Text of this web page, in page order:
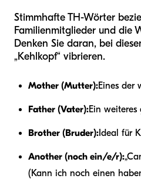
Stimmhafte TH-Wörter
Familienmitglieder und die
Denken Sie daran, bei
„Kehlkopf“ vibrieren.
Mother (Mutter):Eines der
Father (Vater):Ein
Brother (Bruder): Ideal für
Another (noch ein/e/r):
(Kann ich noch einen